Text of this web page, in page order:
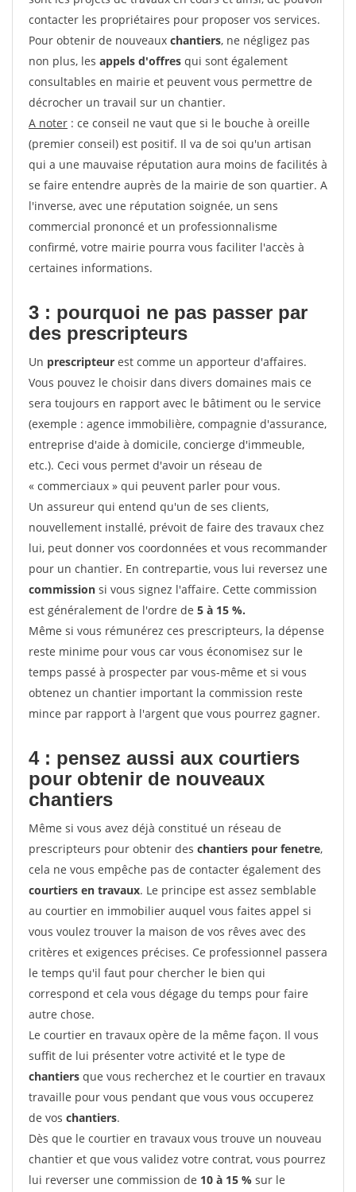
contacter les propriétaires pour proposer vos services.
Pour obtenir de nouveaux chantiers, ne négligez pas
non plus, les appels d'offres qui sont également
consultables en mairie et peuvent vous permettre de
décrocher un travail sur un chantier.
A noter : ce conseil ne vaut que si le bouche à oreille
(premier conseil) est positif. Il va de soi qu'un artisan
qui a une mauvaise réputation aura moins de facilités à
se faire entendre auprès de la mairie de son quartier. A
l'inverse, avec une réputation soignée, un sens
commercial prononcé et un professionnalisme
confirmé, votre mairie pourra vous faciliter l'accès à
certaines informations.
3 : pourquoi ne pas passer par
des prescripteurs
Un prescripteur est comme un apporteur d'affaires.
Vous pouvez le choisir dans divers domaines mais ce
sera toujours en rapport avec le bâtiment ou le service
(exemple : agence immobilière, compagnie d'assurance,
entreprise d'aide à domicile, concierge d'immeuble,
etc.). Ceci vous permet d'avoir un réseau de
« commerciaux » qui peuvent parler pour vous.
Un assureur qui entend qu'un de ses clients,
nouvellement installé, prévoit de faire des travaux chez
lui, peut donner vos coordonnées et vous recommander
pour un chantier. En contrepartie, vous lui reversez une
commission si vous signez l'affaire. Cette commission
est généralement de l'ordre de 5 à 15 %.
Même si vous rémunérez ces prescripteurs, la dépense
reste minime pour vous car vous économisez sur le
temps passé à prospecter par vous-même et si vous
obtenez un chantier important la commission reste
mince par rapport à l'argent que vous pourrez gagner.
4 : pensez aussi aux courtiers
pour obtenir de nouveaux
chantiers
Même si vous avez déjà constitué un réseau de
prescripteurs pour obtenir des chantiers pour fenetre,
cela ne vous empêche pas de contacter également des
courtiers en travaux. Le principe est assez semblable
au courtier en immobilier auquel vous faites appel si
vous voulez trouver la maison de vos rêves avec des
critères et exigences précises. Ce professionnel passera
le temps qu'il faut pour chercher le bien qui
correspond et cela vous dégage du temps pour faire
autre chose.
Le courtier en travaux opère de la même façon. Il vous
suffit de lui présenter votre activité et le type de
chantiers que vous recherchez et le courtier en travaux
travaille pour vous pendant que vous vous occuperez
de vos chantiers.
Dès que le courtier en travaux vous trouve un nouveau
chantier et que vous validez votre contrat, vous pourrez
lui reverser une commission de 10 à 15 % sur le